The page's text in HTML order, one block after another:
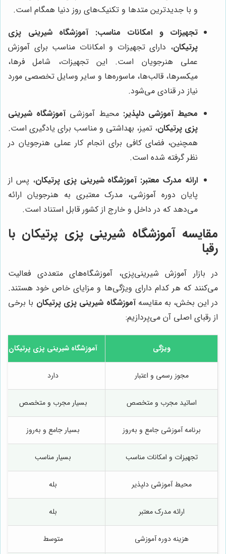
و با جدیدترین متدها و تکنیک‌های روز دنیا همگام است.
تجهیزات و امکانات مناسب: آموزشگاه شیرینی پزی
پرتیکان، دارای تجهیزات و امکانات مناسب برای آموزش
عملی هنرجویان است. این تجهیزات، شامل فرها،
میکسرها، قالب‌ها، ماسوره‌ها و سایر وسایل تخصصی مورد
نیاز در قنادی می‌شود.
محیط آموزشی دلپذیر: محیط آموزشیآموزشگاه شیرینی
پزی پرتیکان، تمیز، بهداشتی و مناسب برای یادگیری است.
همچنین، فضای کافی برای انجام کار عملی هنرجویان در
نظر گرفته شده است.
ارائه مدرک معتبر: آموزشگاه شیرینی پزی پرتیکان، پس از
پایان دوره آموزشی، مدرک معتبری به هنرجویان ارائه
می‌دهد که در داخل و خارج از کشور قابل استناد است.
مقایسه آموزشگاه شیرینی پزی پرتیکان با
رقبا
در بازار آموزش شیرینی‌پزی، آموزشگاه‌های متعددی فعالیت
می‌کنند که هر کدام دارای ویژگی‌ها و مزایای خاص خود هستند.
در این بخش، به مقایسهآموزشگاه شیرینی پزی پرتیکان با برخی
از رقبای اصلی آن می‌پردازیم:
ویژگی آموزشگاه شیرینی پزی پرتیکان
مجوز رسمی و اعتبار دارد
اساتید مجرب و متخصص بسیار مجرب و متخصص
برنامه آموزشی جامع و به‌روز بسیار جامع و به‌روز
تجهیزات و امکانات مناسب بسیار مناسب
محیط آموزشی دلپذیر بله
ارائه مدرک معتبر بله
هزینه دوره آموزشی متوسط